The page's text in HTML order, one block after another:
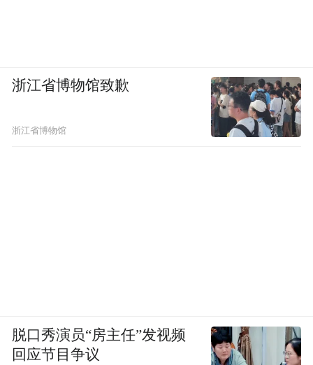
浙江省博物馆致歉
浙江省博物馆
脱口秀演员“房主任”发视频
回应节目争议